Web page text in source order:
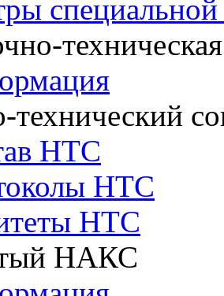
технический
НТС
НТС
НТС
НАКС